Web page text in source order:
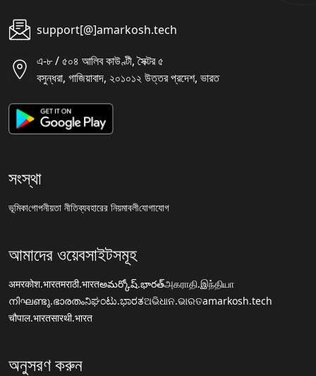
support[@]amarkosh.tech
এ-৮ / ৫০৪ আলিব কাউণ্টী, সৈক্টর ৫
বসুন্ধরা, গাজিয়াবাদ, ২০১০১২ উত্তর প্রদেশ, ভারত
সংস্থা
ভূমিকাগোপনীয়তা নীতিব্যবহারের নিয়মাবলীযোগাযোগ
আমাদের ওয়েবসাইটসমূহ
अमरकोश.भारतमराठी.भारतఅమర్కోష్.భారత్அகராதி.இந்தியா
നിഘണ്ടു.ഭാരതംನಿಘಂಟು.ಭಾರತଅଭିଧାନ.ଭାରତamarkosh.tech
चौपाल.भारतसारथी.भारत
অনুসরণ করুন